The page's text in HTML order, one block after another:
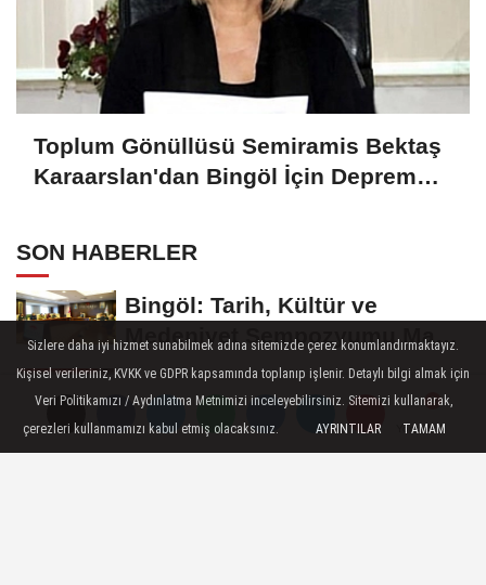
Yorumlar
Yorumlar
Toplum Gönüllüsü Semiramis Bektaş
Karaarslan'dan Bingöl İçin Deprem
SON HABERLER
Bingöl: Tarih, Kültür ve
Medeniyet Sempozyumu Mayıs
Ayında Düzenlenecek
Bingöl Cumhuriyet
Başsavcılığından Dolandırıcılık
Uyarısı:...
Raffa Türkiye Şampiyonası’nda
Yorumlar
Sizlere daha iyi hizmet sunabilmek adına sitemizde çerez konumlandırmaktayız.
Kişisel verileriniz, KVKK ve GDPR kapsamında toplanıp işlenir. Detaylı bilgi almak için
Veri Politikamızı / Aydınlatma Metnimizi inceleyebilirsiniz. Sitemizi kullanarak,
çerezleri kullanmamızı kabul etmiş olacaksınız.
AYRINTILAR TAMAM